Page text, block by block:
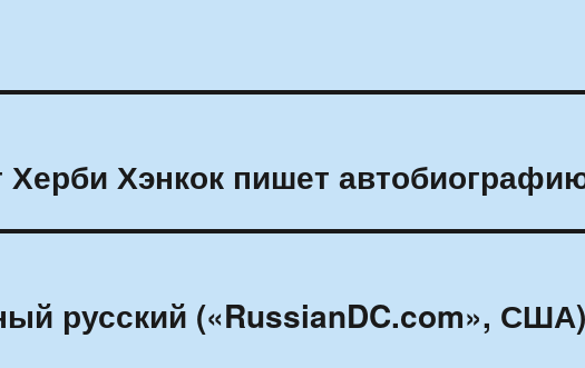
Херби Хэнкок пишет
русский («RussianDC.com»,